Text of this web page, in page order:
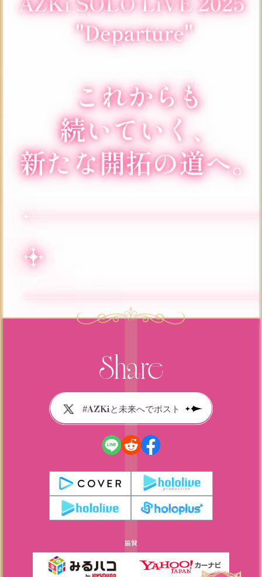
#AZKiと未来へでポスト
協賛